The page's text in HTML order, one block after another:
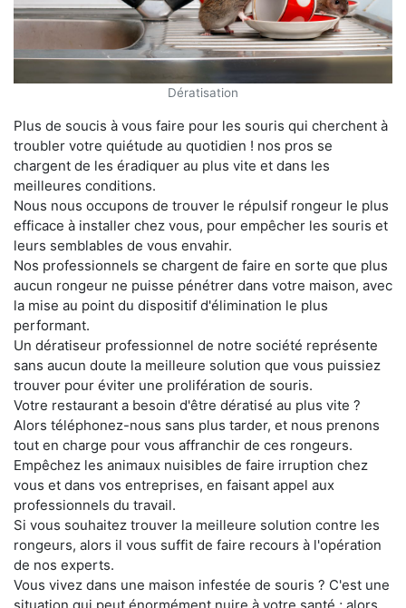
Dératisation
Plus de soucis à vous faire pour les souris qui cherchent à
troubler votre quiétude au quotidien ! nos pros se
chargent de les éradiquer au plus vite et dans les
meilleures conditions.
Nous nous occupons de trouver le répulsif rongeur le plus
efficace à installer chez vous, pour empêcher les souris et
leurs semblables de vous envahir.
Nos professionnels se chargent de faire en sorte que plus
aucun rongeur ne puisse pénétrer dans votre maison, avec
la mise au point du dispositif d'élimination le plus
performant.
Un dératiseur professionnel de notre société représente
sans aucun doute la meilleure solution que vous puissiez
trouver pour éviter une prolifération de souris.
Votre restaurant a besoin d'être dératisé au plus vite ?
Alors téléphonez-nous sans plus tarder, et nous prenons
tout en charge pour vous affranchir de ces rongeurs.
Empêchez les animaux nuisibles de faire irruption chez
vous et dans vos entreprises, en faisant appel aux
professionnels du travail.
Si vous souhaitez trouver la meilleure solution contre les
rongeurs, alors il vous suffit de faire recours à l'opération
de nos experts.
Vous vivez dans une maison infestée de souris ? C'est une
situation qui peut énormément nuire à votre santé ; alors